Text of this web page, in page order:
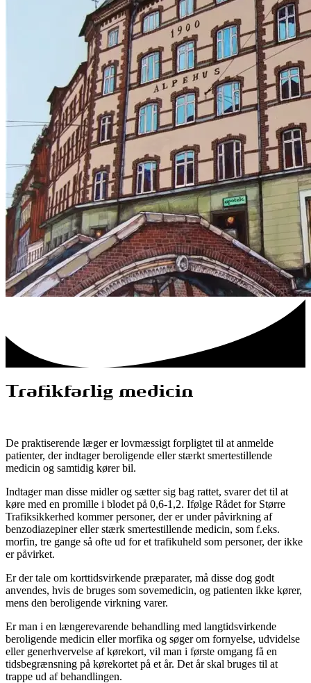
Trafikfarlig medicin
De praktiserende læger er lovmæssigt forpligtet til at anmelde
patienter, der indtager beroligende eller stærkt smertestillende
medicin og samtidig kører bil.
Indtager man disse midler og sætter sig bag rattet, svarer det til at
køre med en promille i blodet på 0,6-1,2. Ifølge Rådet for Større
Trafiksikkerhed kommer personer, der er under påvirkning af
benzodiazepiner eller stærk smertestillende medicin, som f.eks.
morfin, tre gange så ofte ud for et trafikuheld som personer, der ikke
er påvirket.
Er der tale om korttidsvirkende præparater, må disse dog godt
anvendes, hvis de bruges som sovemedicin, og patienten ikke kører,
mens den beroligende virkning varer.
Er man i en længerevarende behandling med langtidsvirkende
beroligende medicin eller morfika og søger om fornyelse, udvidelse
eller generhvervelse af kørekort, vil man i første omgang få en
tidsbegrænsning på kørekortet på et år. Det år skal bruges til at
trappe ud af behandlingen.